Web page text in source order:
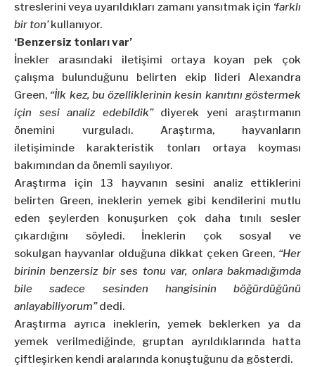
streslerini veya uyarıldıkları zamanı yansıtmak için ‘farklı
bir ton’kullanıyor.
‘Benzersiz tonları var’
İnekler arasındaki iletişimi ortaya koyan pek çok
çalışma bulunduğunu belirten ekip lideri Alexandra
Green, “İlk kez, bu özelliklerinin kesin kanıtını göstermek
için sesi analiz edebildik”diyerek yeni araştırmanın
önemini vurguladı. Araştırma, hayvanların
iletişiminde karakteristik tonları ortaya koyması
bakımından da önemli sayılıyor.
Araştırma için 13 hayvanın sesini analiz ettiklerini
belirten Green, ineklerin yemek gibi kendilerini mutlu
eden şeylerden konuşurken çok daha tınılı sesler
çıkardığını söyledi. İneklerin çok sosyal ve
sokulgan hayvanlar olduğuna dikkat çeken Green, “Her
birinin benzersiz bir ses tonu var, onlara bakmadığımda
bile sadece sesinden hangisinin böğürdüğünü
anlayabiliyorum”dedi.
Araştırma ayrıca ineklerin, yemek beklerken ya da
yemek verilmediğinde, gruptan ayrıldıklarında hatta
çiftleşirken kendi aralarında konuştuğunu da gösterdi.